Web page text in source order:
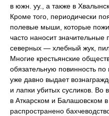
в южн. уу., а также в
Кроме того, периодически
полевые мыши, которые
часто наносит
северных — хлебный жук,
Многие крестьянские
обязательную повинность
уже давно выдает
и лапки убитых сусликов. Во
в Аткарском и Балашовском
распространено